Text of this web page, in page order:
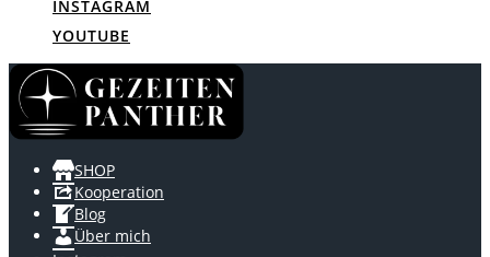
INSTAGRAM
YOUTUBE
SHOP
Kooperation
Blog
Über mich